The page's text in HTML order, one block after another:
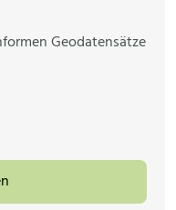
Geodatensätze